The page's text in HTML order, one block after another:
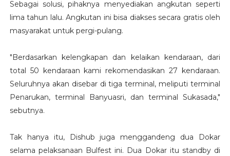
Sebagai solusi, pihaknya menyediakan angkutan seperti
lima tahun lalu. Angkutan ini bisa diakses secara gratis oleh
masyarakat untuk pergi-pulang.
"Berdasarkan kelengkapan dan kelaikan kendaraan, dari
total 50 kendaraan kami rekomendasikan 27 kendaraan.
Seluruhnya akan disebar di tiga terminal, meliputi terminal
Penarukan, terminal Banyuasri, dan terminal Sukasada,"
sebutnya.
Tak hanya itu, Dishub juga menggandeng dua Dokar
selama pelaksanaan Bulfest ini. Dua Dokar itu standby di